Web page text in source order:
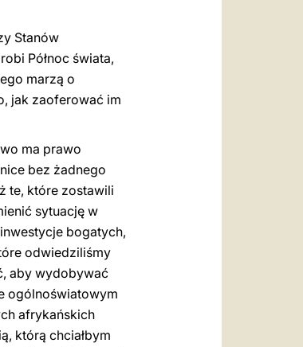
Stanów
Północ świata,
marzą o
jak zaoferować im
ma prawo
bez żadnego
te, które zostawili
sytuację w
bogatych,
odwiedziliśmy
aby wydobywać
ogólnoświatowym
afrykańskich
którą chciałbym